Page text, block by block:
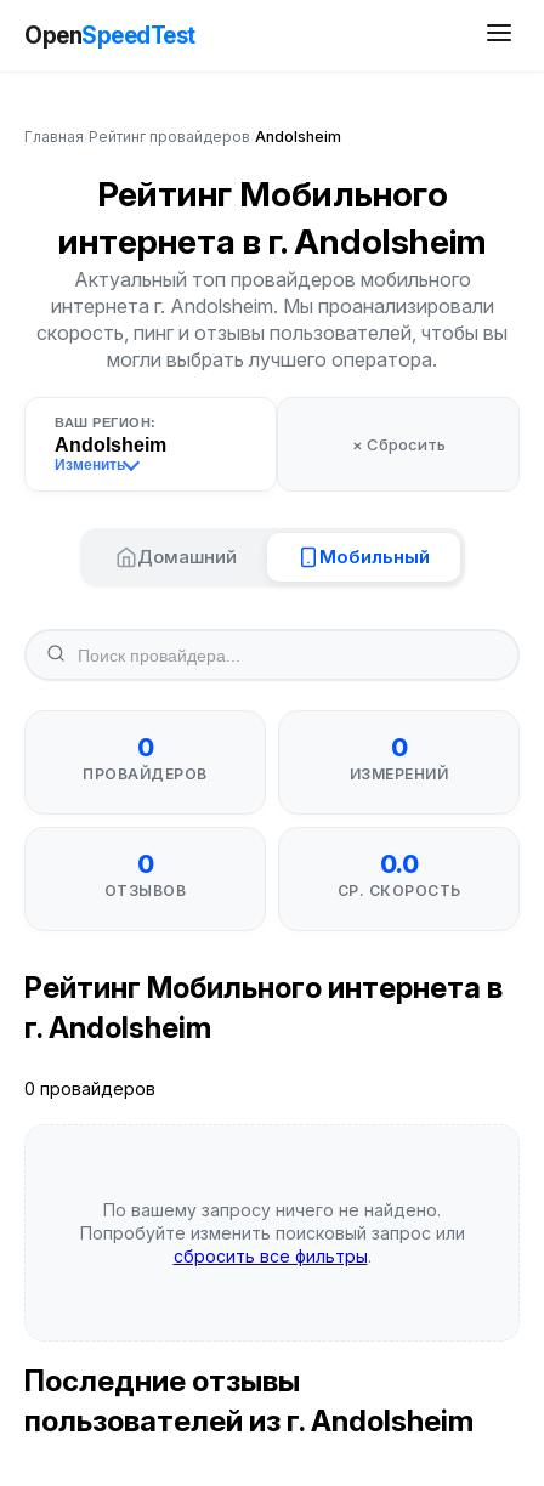
OpenSpeedTest
Главная Рейтинг провайдеров Andolsheim
Рейтинг Мобильного
интернета в г. Andolsheim
Актуальный топ провайдеров мобильного
интернета г. Andolsheim. Мы проанализировали
скорость, пинг и отзывы пользователей, чтобы вы
могли выбрать лучшего оператора.
ВАШ РЕГИОН:
Andolsheim
Изменить
× Сбросить
Домашний Мобильный
0
ПРОВАЙДЕРОВ
0
ИЗМЕРЕНИЙ
0
ОТЗЫВОВ
0.0
СР. СКОРОСТЬ
Рейтинг Мобильного интернета в
г. Andolsheim
0 провайдеров
По вашему запросу ничего не найдено.
Попробуйте изменить поисковый запрос или
сбросить все фильтры.
Последние отзывы
пользователей из г. Andolsheim